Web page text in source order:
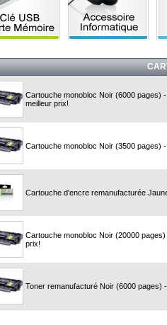
Cartouche monobloc Noir (6000 pages)
meilleur prix!
Cartouche monobloc Noir (3500 pages)
Cartouche d'encre remanufacturée
Cartouche monobloc Noir (20000
prix!
Toner remanufacturé Noir (6000 pages)